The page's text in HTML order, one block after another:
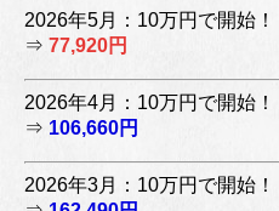
2026年5月：10万円で開始！
⇒ 77,920円
2026年4月：10万円で開始！
⇒ 106,660円
2026年3月：10万円で開始！